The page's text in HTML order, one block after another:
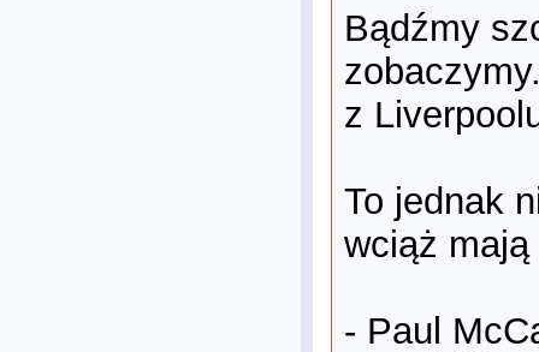
Bądźmy
z
To jednak
wciąż
- Paul